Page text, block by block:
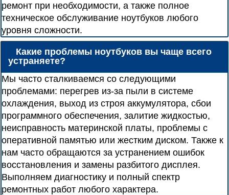
ремонт при необходимости, а также полное
техническое обслуживание ноутбуков любого
уровня сложности.
Какие проблемы ноутбуков вы чаще всего
устраняете?
Мы часто сталкиваемся со следующими
проблемами: перегрев из-за пыли в системе
охлаждения, выход из строя аккумулятора, сбои
программного обеспечения, залитие жидкостью,
неисправность материнской платы, проблемы с
оперативной памятью или жестким диском. Также к
нам часто обращаются за устранением ошибок
восстановления и замены разбитого дисплея.
Выполняем диагностику и полный спектр
ремонтных работ любого характера.